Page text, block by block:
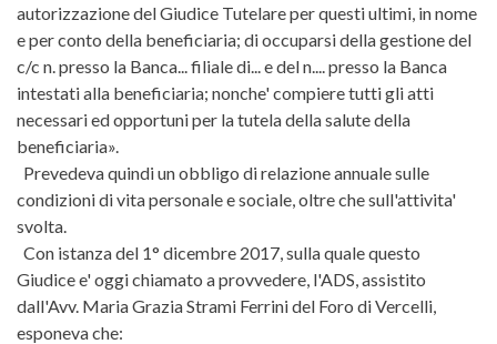
autorizzazione del Giudice Tutelare per questi ultimi, in nome
e per conto della beneficiaria; di occuparsi della gestione del
c/c n. presso la Banca... filiale di... e del n.... presso la Banca
intestati alla beneficiaria; nonche' compiere tutti gli atti
necessari ed opportuni per la tutela della salute della
beneficiaria».
Prevedeva quindi un obbligo di relazione annuale sulle
condizioni di vita personale e sociale, oltre che sull'attivita'
svolta.
Con istanza del 1° dicembre 2017, sulla quale questo
Giudice e' oggi chiamato a provvedere, l'ADS, assistito
dall'Avv. Maria Grazia Strami Ferrini del Foro di Vercelli,
esponeva che: